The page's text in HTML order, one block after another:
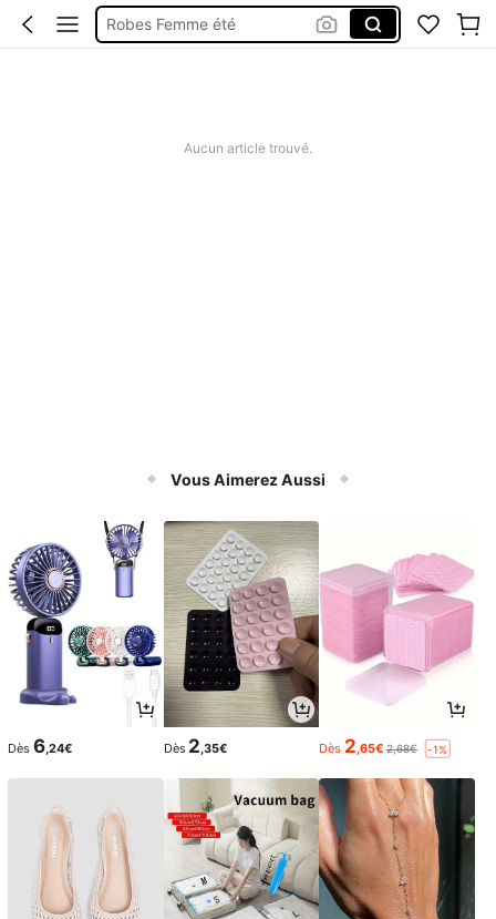
Short Femme été
Aucun article trouvé.
Vous Aimerez Aussi
Dès 6,24€ Dès 2 ,35€ Dès 2 ,65€ 2,68€ -1%